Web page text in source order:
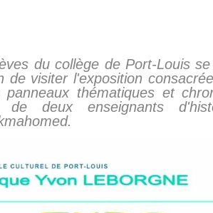
du collège de Port-Louis
de visiter l'exposition
thématiques et
deux enseignants